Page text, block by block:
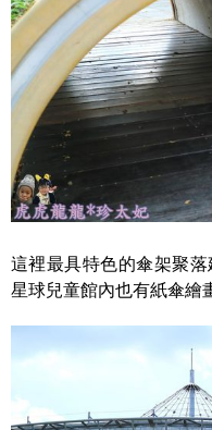
這裡最具特色的傘架聚
星球兒童館內也有紙傘繪